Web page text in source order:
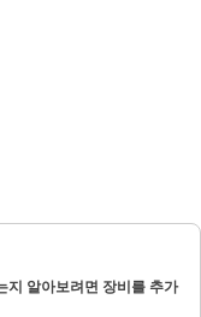
지 알아보려면 장비를 추가